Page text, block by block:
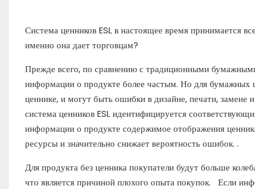
Система ценников ESL в настоящее время принимается
именно она дает торговцам?
Прежде всего, по сравнению с традиционными
информации о продукте более частым. Но для бумажных
ценнике, и могут быть ошибки в дизайне, печати,
система ценников ESL идентифицируется
информации о продукте содержимое отображения
ресурсы и значительно снижает вероятность ошибок. .
Для продукта без ценника покупатели будут больше
что является причиной плохого опыта покупок. Если